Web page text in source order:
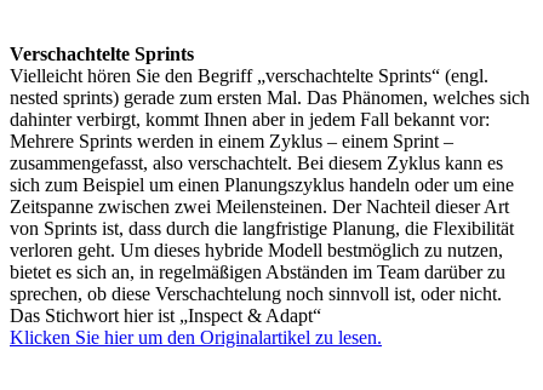
Verschachtelte Sprints
Vielleicht hören Sie den Begriff „verschachtelte Sprints“ (engl.
nested sprints) gerade zum ersten Mal. Das Phänomen, welches sich
dahinter verbirgt, kommt Ihnen aber in jedem Fall bekannt vor:
Mehrere Sprints werden in einem Zyklus – einem Sprint –
zusammengefasst, also verschachtelt. Bei diesem Zyklus kann es
sich zum Beispiel um einen Planungszyklus handeln oder um eine
Zeitspanne zwischen zwei Meilensteinen. Der Nachteil dieser Art
von Sprints ist, dass durch die langfristige Planung, die Flexibilität
verloren geht. Um dieses hybride Modell bestmöglich zu nutzen,
bietet es sich an, in regelmäßigen Abständen im Team darüber zu
sprechen, ob diese Verschachtelung noch sinnvoll ist, oder nicht.
Das Stichwort hier ist „Inspect & Adapt“
Klicken Sie hier um den Originalartikel zu lesen.